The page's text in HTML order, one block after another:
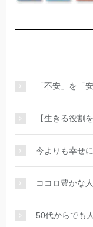
「不安」を「
【生きる役割
今よりも幸せ
ココロ豊かな
50代からでも